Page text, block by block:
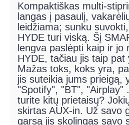
Kompaktiškas multi-
langas į pasaulį,
leidžiama; sunku
HYDE turi viską. Šį
lengva paslėpti kaip ir jo
HYDE, tačiau jis taip pat
Mažas toks, koks yra,
jis suteikia jums prieigą,
"Spotify", "BT", "Airplay"
turite kitų prietaisų?
skirtas AUX-in. Už savo
garsą jis skolingas savo